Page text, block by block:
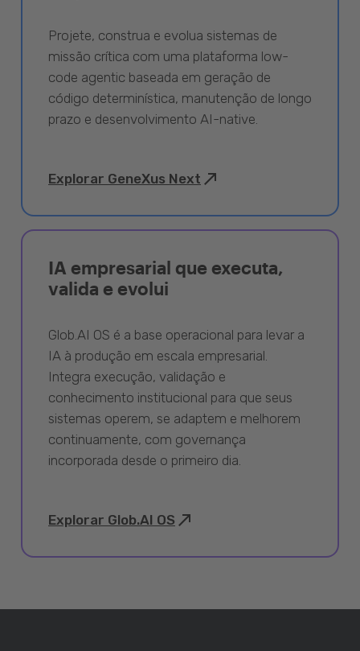
Projete, construa e evolua sistemas de
missão crítica com uma plataforma low-
code agentic baseada em geração de
código determinística, manutenção de longo
prazo e desenvolvimento AI-native.
Explorar GeneXus Next
IA empresarial que executa,
valida e evolui
Glob.AI OS é a base operacional para levar a
IA à produção em escala empresarial.
Integra execução, validação e
conhecimento institucional para que seus
sistemas operem, se adaptem e melhorem
continuamente, com governança
incorporada desde o primeiro dia.
Explorar Glob.AI OS